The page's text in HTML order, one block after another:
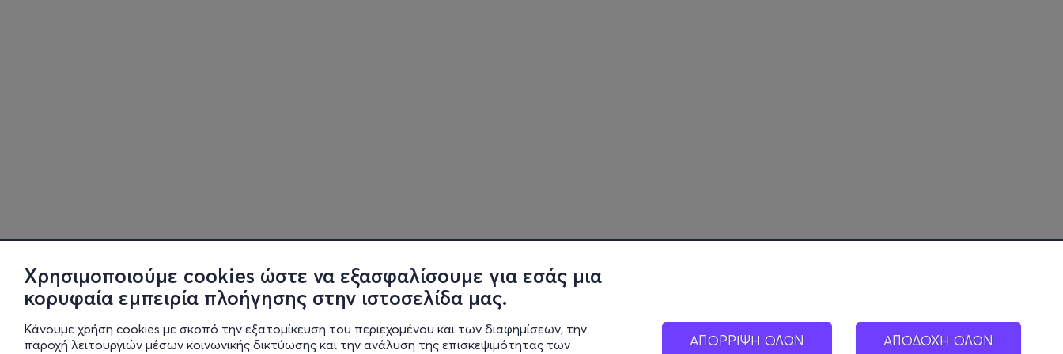
Χρησιμοποιούμε cookies ώστε να εξασφαλίσουμε για εσάς μια
κορυφαία εμπειρία πλοήγησης στην ιστοσελίδα μας.
Κάνουμε χρήση cookies με σκοπό την εξατομίκευση του περιεχομένου και των διαφημίσεων, την
παροχή λειτουργιών μέσων κοινωνικής δικτύωσης και την ανάλυση της επισκεψιμότητας των
ΑΠΟΡΡΙΨΗ ΟΛΩΝ ΑΠΟΔΟΧΗ ΟΛΩΝ